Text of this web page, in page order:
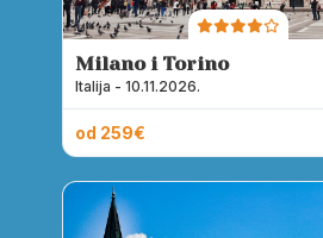
Milano i Torino
Italija - 10.11.2026.
od 259€